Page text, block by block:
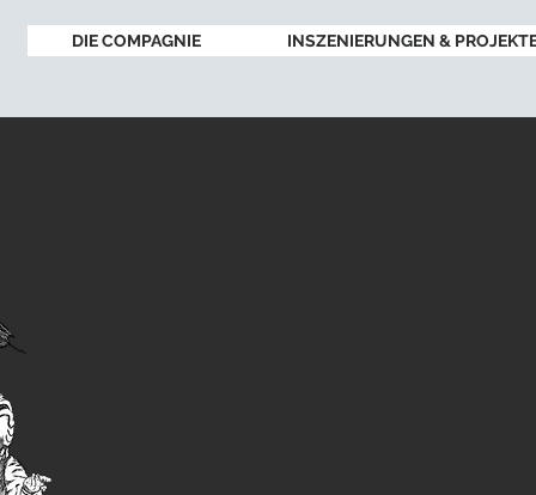
DIE COMPAGNIE INSZENIERUNGEN &